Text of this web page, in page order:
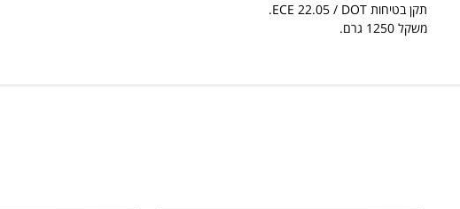
תקן בטיחות ECE 22.05 / DOT.
משקל 1250 גרם.